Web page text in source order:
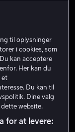
til oplysninger
i cookies, som
kan acceptere
Her kan du
et
Du kan til
Dine valg
website.
for at levere: